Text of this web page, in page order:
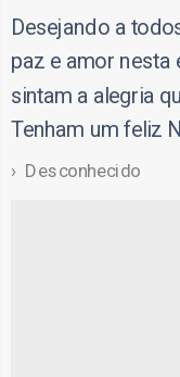
Desejando a
paz e amor nesta
sintam a alegria
Tenham um feliz
Desconhecido